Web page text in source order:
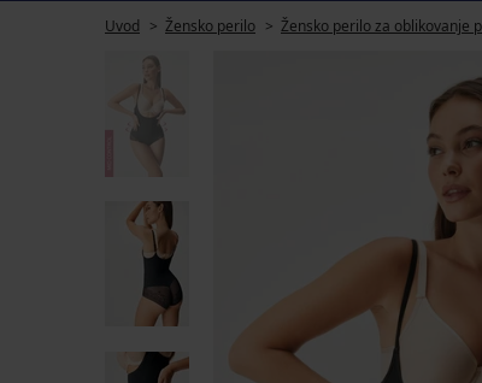
Uvod Žensko perilo Žensko perilo za oblikovanje